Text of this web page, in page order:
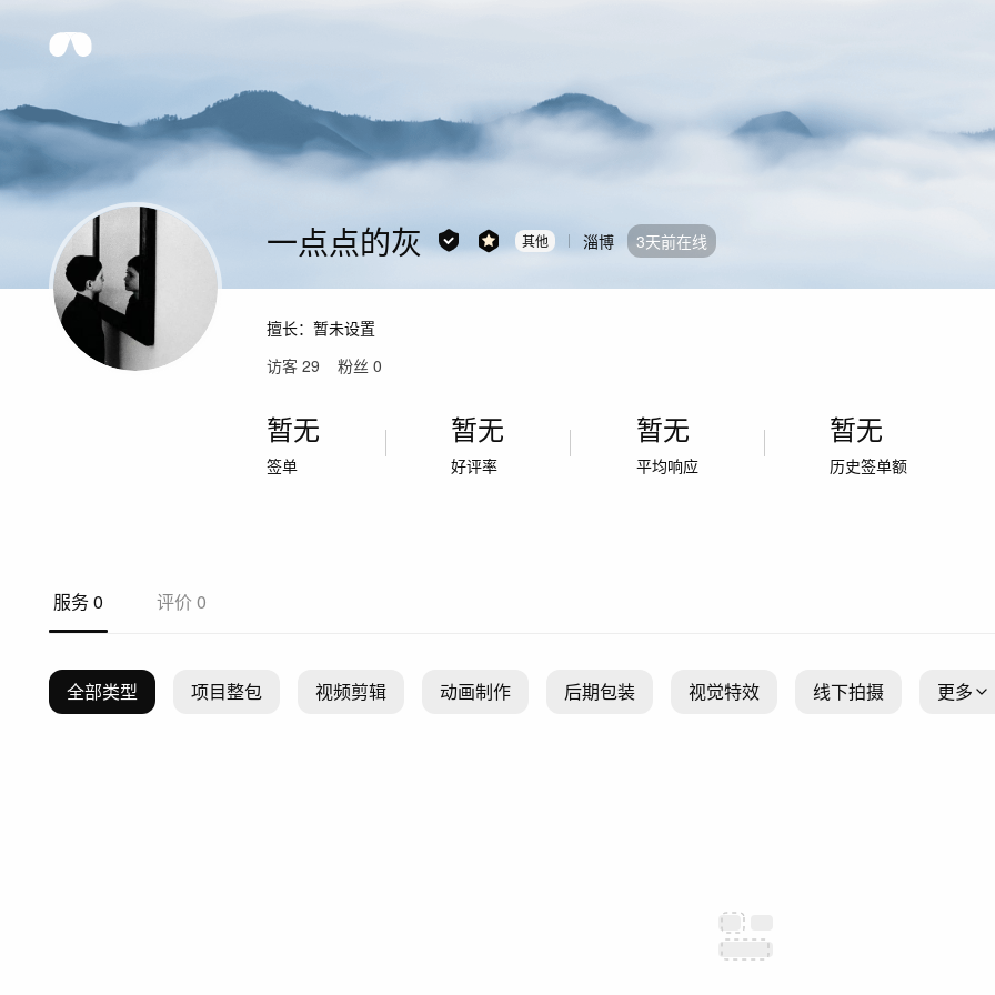
一点点的灰 其他 淄博 3天前在线
擅长： 暂未设置
访客 29 粉丝 0
暂无
签单
暂无
好评率
暂无
平均响应
暂无
历史签单额
服务0 评价 0
全部类型 项目整包 视频剪辑 动画制作 后期包装 视觉特效 线下拍摄 更多